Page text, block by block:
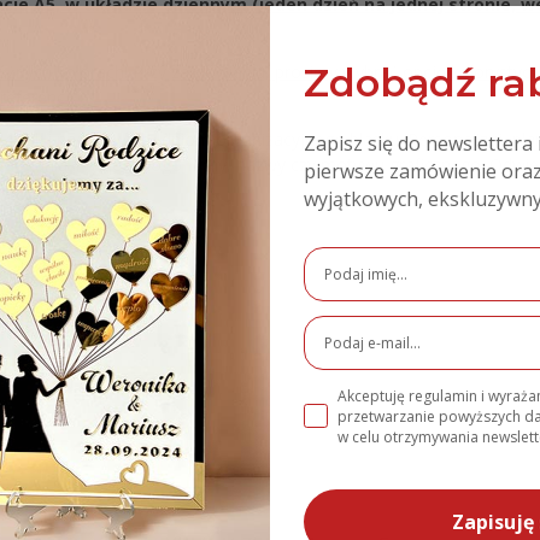
A5, w układzie dziennym (jeden dzień na jednej stronie,
kolorach! Przy zamówieniu, prosimy wybrać opcję
rok i nadaj swoim dniom organizacyjnego blasku. Personalizuj,
Twojego logo firmy, nazwy czy motywu graficznego.
Zdobądź
Zapisz się do
pierwsze zamówienie
wyjątkowych,
Akceptuję regulamin i
przetwarzanie powyższych
w celu otrzymywania
Zapisuję